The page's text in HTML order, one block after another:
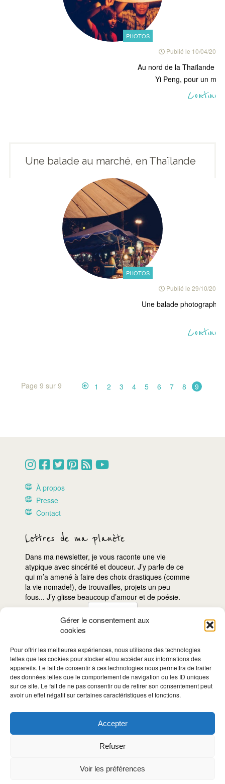
Gérer le consentement aux
cookies
Pour offrir les meilleures expériences, nous utilisons des technologies
telles que les cookies pour stocker et/ou accéder aux informations des
appareils. Le fait de consentir à ces technologies nous permettra de traiter
des données telles que le comportement de navigation ou les ID uniques
sur ce site. Le fait de ne pas consentir ou de retirer son consentement peut
avoir un effet négatif sur certaines caractéristiques et fonctions.
Accepter
Refuser
Voir les préférences
PHOTOS
Publié le 10/04/2011
Au nord de la Thaïlande
Yi Peng, pour un
Une balade au marché, en Thaïlande
PHOTOS
Publié le 29/10/2010
Une balade
Page 9 sur 9 1 2 3 4 5 6 7 8 9
À propos
Presse
Contact
Lettres de ma planète
Dans ma newsletter, je vous raconte une vie
atypique avec sincérité et douceur. J’y parle de ce
qui m’a amené à faire des choix drastiques (comme
la vie nomade!), de trouvailles, projets un peu
fous... J’y glisse beaucoup d’amour et de poésie.
m'inscris!
LE BLOG VOYAGE • DEPUIS 2008